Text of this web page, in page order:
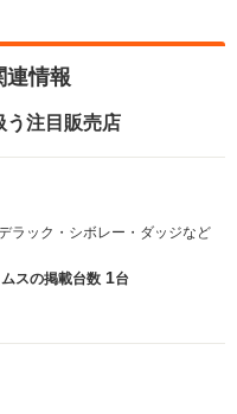
連情報
う注目販売店
ラック・シボレー・ダッジなど
スの掲載台数 1台